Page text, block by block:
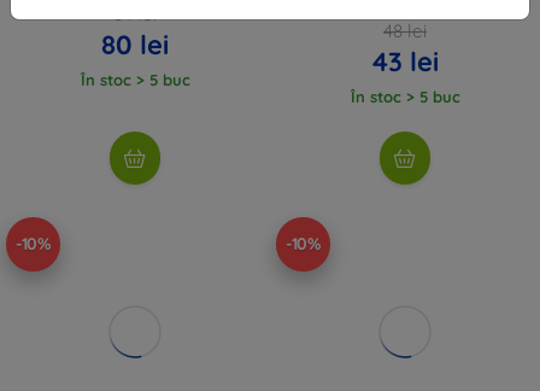
84 lei
80 lei
În stoc > 5 buc
48 lei
43 lei
În stoc > 5 buc
-10% -10%